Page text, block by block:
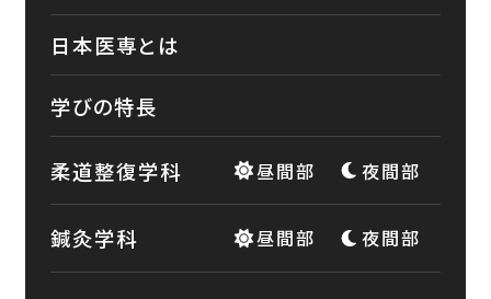
日本医専とは
学びの特長
柔道整復学科 昼間部 夜間部
鍼灸学科 昼間部 夜間部